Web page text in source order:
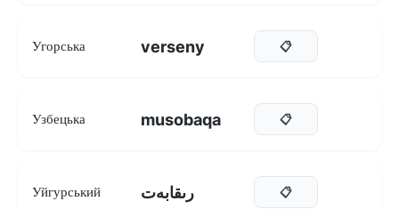
Угорська verseny 📋
Узбецька musobaqa 📋
Уйгурський رىقابەت 📋